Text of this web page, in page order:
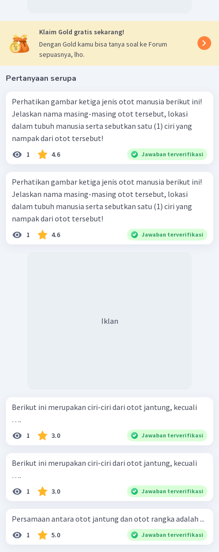
Klaim Gold gratis sekarang!
Dengan Gold kamu bisa tanya soal ke Forum
sepuasnya, lho.
Pertanyaan serupa
Perhatikan gambar ketiga jenis otot manusia berikut ini!
Jelaskan nama masing-masing otot tersebut, lokasi
dalam tubuh manusia serta sebutkan satu (1) ciri yang
nampak dari otot tersebut!
1 4.6 Jawaban terverifikasi
Perhatikan gambar ketiga jenis otot manusia berikut ini!
Jelaskan nama masing-masing otot tersebut, lokasi
dalam tubuh manusia serta sebutkan satu (1) ciri yang
nampak dari otot tersebut!
1 4.6 Jawaban terverifikasi
Iklan
Berikut ini merupakan ciri-ciri dari otot jantung, kecuali
….
1 3.0 Jawaban terverifikasi
Berikut ini merupakan ciri-ciri dari otot jantung, kecuali
….
1 3.0 Jawaban terverifikasi
Persamaan antara otot jantung dan otot rangka adalah ...
1 5.0 Jawaban terverifikasi